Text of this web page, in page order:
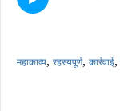
महाकाव्य, रहस्यपूर्ण, कार्रवाई,